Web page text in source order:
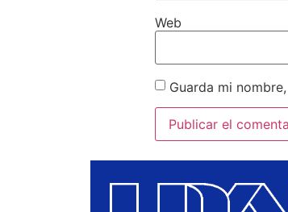
Web
Guarda mi